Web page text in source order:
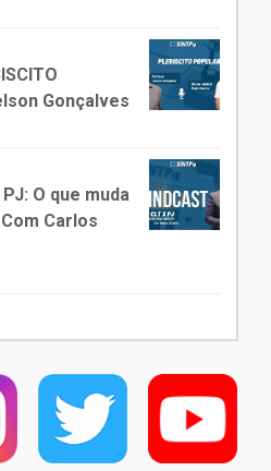
Gonçalves
O que muda
Carlos